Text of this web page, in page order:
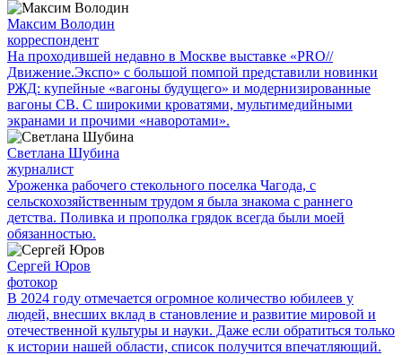
Максим Володин
корреспондент
На проходившей недавно в Мос­кве выставке «PRO//
Движение.Экспо» с большой помпой представили новинки
РЖД: купейные «вагоны будущего» и модернизированные
вагоны СВ. С широкими кроватями, мультимедийными
экранами и прочими «наворотами».
Светлана Шубина
журналист
Уроженка рабочего стекольного поселка Чагода, с
сельскохозяйственным трудом я была знакома с раннего
детства. Поливка и прополка грядок всегда были моей
обязанностью.
Сергей Юров
фотокор
В 2024 году отмечается огромное количество юбилеев у
людей, внесших вклад в становление и развитие мировой и
отечественной культуры и науки. Даже если обратиться только
к истории нашей области, список получится впечатляющий.